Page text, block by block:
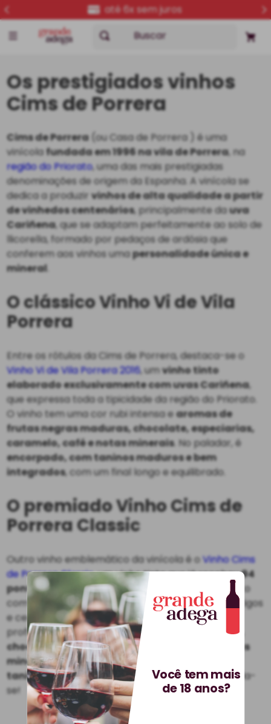
até 6x sem juros
Buscar
Os prestigiados vinhos
Cims de Porrera
Cims de Porrera(ou Casa de Porrera ) é uma
vinícolafundada em 1996 na vila de Porrera, na
região do Priorato, uma das mais prestigiadas
denominações de origem da Espanha. A vinícola se
dedica a produzirvinhos de alta qualidade a partir
de vinhedos centenários, principalmente dauva
Cariñena, que se adaptam perfeitamente ao solo de
llicorella, formado por pedaços de ardósia que
conferem aos vinhos umapersonalidade única e
mineral
O clássico Vinho Vi de Vila
Porrera
Entre os rótulos da Cims de Porrera, destaca-se o
Vinho Vi de Vila Porrera 2016, umvinho tinto
elaborado exclusivamente com uvas Cariñena,
que expressa toda a tipicidade da região do Priorato.
O vinho tem uma cor rubi intensa earomas de
frutas negras maduras, chocolate, especiarias,
caramelo, café e notas minerais. No paladar, é
encorpado, com taninos maduros e bem
integrados, com um final longo e equilibrado.
O premiado Vinho Cims de
Porrera Classic
Outro vinho emblemático da vinícola é oVinho Cims
de Porrera Classic, um vinho tinto que já recebeu94
pontos do crítico Robert Parker
. Este tinto é feito
com uvas Cariñena, provenientes de vinhedos antigos
e centenários. O vinho tem uma cor vermelha
profunda earomas de frutas negras maduras,
chocolate, especiarias, caramelo, café e notas
minerais. No paladar, é um
taninos maduros e bem integrados. Surpreenda-
se!
Você tem mais
de 18 anos?